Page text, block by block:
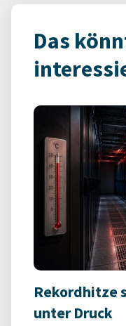
Das
Rekordhitze
unter Druck